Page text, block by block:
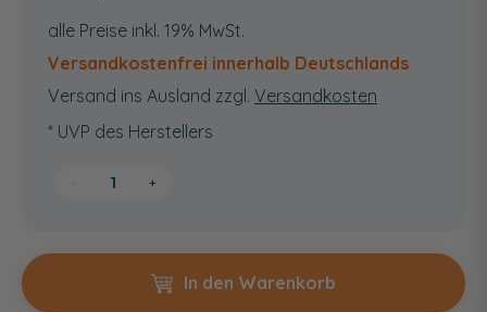
alle Preise inkl. 19% MwSt.
Versandkostenfrei innerhalb Deutschlands
Versand ins Ausland zzgl. Versandkosten
* UVP des Herstellers
+
In den Warenkorb